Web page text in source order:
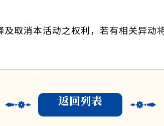
取消本活动之权利，若有相关异动
返回列表